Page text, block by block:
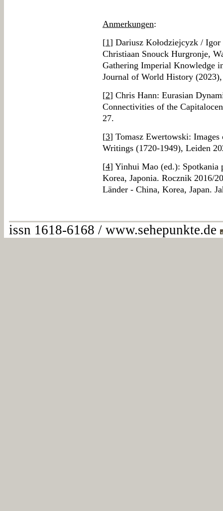
Anmerkungen:
[1] Dariusz Kołodziejcyzk /
Christiaan Snouck Hurgronje,
Gathering Imperial Knowledge
Journal of World History
[2] Chris Hann: Eurasian
Connectivities of the
27.
[3] Tomasz Ewertowski:
Writings (1720-1949), Leiden
[4] Yinhui Mao (ed.):
Korea, Japonia. Rocznik 2016/
Länder - China, Korea, Japan.
issn 1618-6168 / www.sehepunkte.de